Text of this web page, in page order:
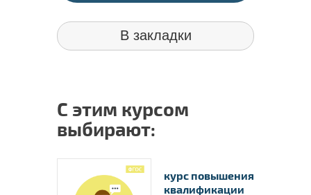
В закладки
С этим курсом
выбирают:
курс повышения
квалификации